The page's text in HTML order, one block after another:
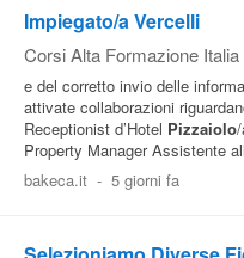
Impiegato/a Vercelli
Corsi Alta Formazione Italia
e del corretto invio delle
attivate collaborazioni
Receptionist d’Hotel Pizzaiolo
Property Manager Assistente
bakeca.it - 5 giorni fa